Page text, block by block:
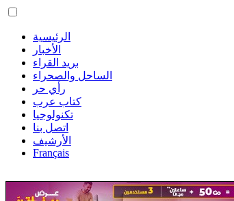
الرئيسية
الأخبار
بريد القراء
الساحل والصحراء
رأي حر
كتاب عرب
تكنولوجيا
اتصل بنا
الأرشيف
Français